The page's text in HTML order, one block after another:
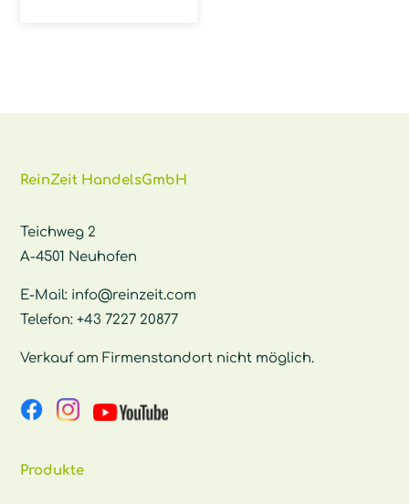
ReinZeit HandelsGmbH
Teichweg 2
A-4501 Neuhofen
E-Mail: info@reinzeit.com
Telefon:+43 7227 20877
Verkauf am Firmenstandort nicht möglich.
Produkte